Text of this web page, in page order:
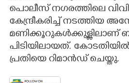
പൊലീസ് നഗരത്തിലെ
കേന്ദ്രീകരിച്ച് നടത്തിയ
പിടിയിലായത്.
പ്രതിയെ റിമാൻഡ് ചെയ്തു.